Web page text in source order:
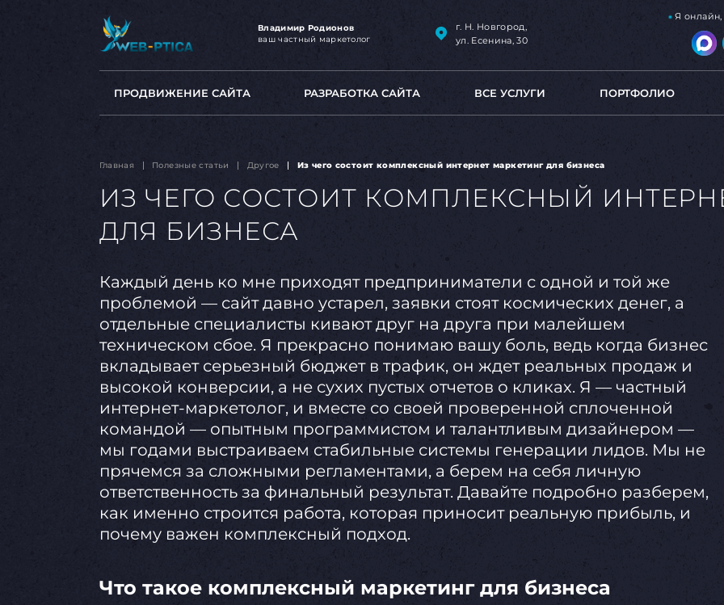
Владимир Родионов
ваш частный маркетолог
г. Н. Новгород,
ул. Есенина, 30
Я онлайн,
ПРОДВИЖЕНИЕ САЙТА РАЗРАБОТКА САЙТА ВСЕ УСЛУГИ ПОРТФОЛИО
Главная Полезные статьи Другое Из чего состоит комплексный интернет маркетинг для бизнеса
ИЗ ЧЕГО СОСТОИТ КОМПЛЕКСНЫЙ
ДЛЯ БИЗНЕСА
Каждый день ко мне приходят предприниматели с одной и той же
проблемой — сайт давно устарел, заявки стоят космических денег, а
отдельные специалисты кивают друг на друга при малейшем
техническом сбое. Я прекрасно понимаю вашу боль, ведь когда бизнес
вкладывает серьезный бюджет в трафик, он ждет реальных продаж и
высокой конверсии, а не сухих пустых отчетов о кликах. Я — частный
интернет-маркетолог, и вместе со своей проверенной сплоченной
командой — опытным программистом и талантливым дизайнером —
мы годами выстраиваем стабильные системы генерации лидов. Мы не
прячемся за сложными регламентами, а берем на себя личную
ответственность за финальный результат. Давайте подробно разберем,
как именно строится работа, которая приносит реальную прибыль, и
почему важен комплексный подход.
Что такое комплексный маркетинг для бизнеса